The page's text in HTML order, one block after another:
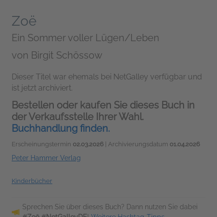
Zoë
Ein Sommer voller Lügen/Leben
von Birgit Schössow
Dieser Titel war ehemals bei NetGalley verfügbar und
ist jetzt archiviert.
Bestellen oder kaufen Sie dieses Buch in
der Verkaufsstelle Ihrer Wahl.
Buchhandlung finden.
Erscheinungstermin 02.03.2026 | Archivierungsdatum 01.04.2026
Peter Hammer Verlag
Kinderbücher
Sprechen Sie über dieses Buch? Dann nutzen Sie dabei